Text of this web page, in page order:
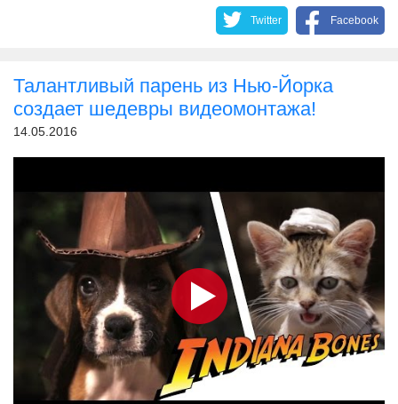
Twitter Facebook
Талантливый парень из Нью-Йорка
создает шедевры видеомонтажа!
14.05.2016